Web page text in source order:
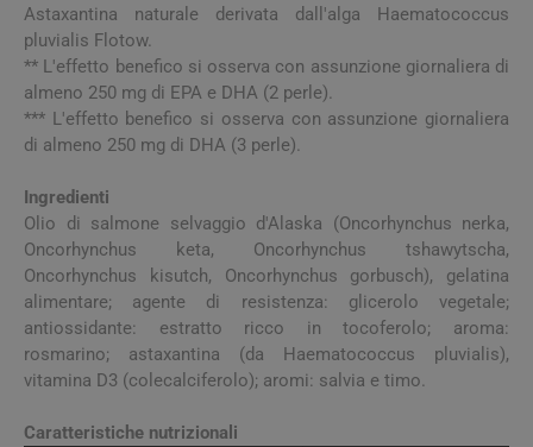
Astaxantina naturale derivata dall'alga Haematococcus
pluvialis Flotow.
** L'effetto benefico si osserva con assunzione giornaliera di
almeno 250 mg di EPA e DHA (2 perle).
*** L'effetto benefico si osserva con assunzione giornaliera
di almeno 250 mg di DHA (3 perle).
Ingredienti
Olio di salmone selvaggio d'Alaska (Oncorhynchus nerka,
Oncorhynchus keta, Oncorhynchus tshawytscha,
Oncorhynchus kisutch, Oncorhynchus gorbusch), gelatina
alimentare; agente di resistenza: glicerolo vegetale;
antiossidante: estratto ricco in tocoferolo; aroma:
rosmarino; astaxantina (da Haematococcus pluvialis),
vitamina D3 (colecalciferolo); aromi: salvia e timo.
Caratteristiche nutrizionali